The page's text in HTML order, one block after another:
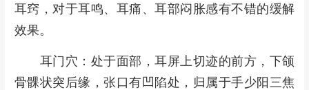
耳窍，对于耳鸣、耳痛、耳部闷胀感有不错的缓解
效果。
耳门穴：处于面部，耳屏上切迹的前方，下颌
骨髁状突后缘，张口有凹陷处，归属于手少阳三焦